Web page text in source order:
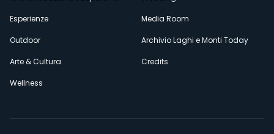
Esperienze
Outdoor
Arte & Cultura
Wellness
Media Room
Archivio Laghi e Monti Today
Credits